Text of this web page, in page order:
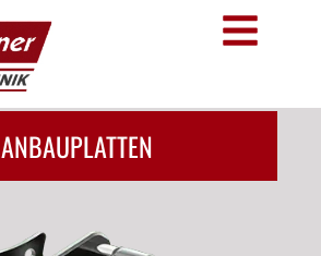
ANBAUPLATTEN